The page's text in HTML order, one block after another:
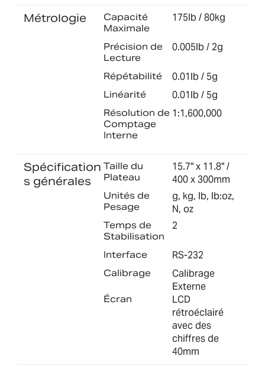
Métrologie
Capacité
Maximale
175lb / 80kg
Précision de
Lecture
0.005lb / 2g
Répétabilité 0.01lb / 5g
Linéarité 0.01lb / 5g
Résolution de
Comptage
Interne
1:1,600,000
Spécification
s générales
Taille du
Plateau
15.7" x 11.8" /
400 x 300mm
Unités de
Pesage
g, kg, lb, lb:oz,
N, oz
Temps de
Stabilisation
2
Interface RS-232
Calibrage
Calibrage
Externe
Écran
LCD
rétroéclairé
avec des
chiffres de
40mm